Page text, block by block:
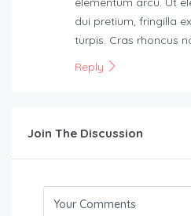
dui pretium, fringilla
turpis. Cras rhoncus
Reply
Join The Discussion